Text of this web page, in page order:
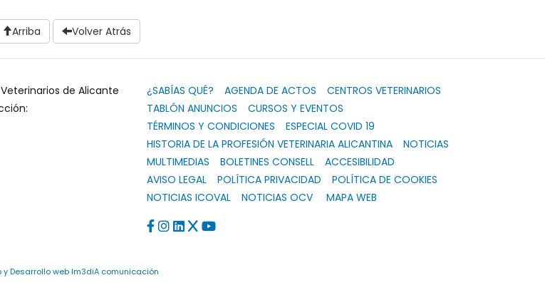
Arriba Volver Atrás
de Alicante
¿SABÍAS QUÉ? AGENDA DE ACTOS
CENTROS VETERINARIOS
TABLÓN ANUNCIOS
CURSOS Y EVENTOS
TÉRMINOS Y CONDICIONES
ESPECIAL COVID 19
HISTORIA DE LA PROFESIÓN VETERINARIA ALICANTINA
NOTICIAS
MULTIMEDIAS
BOLETINES CONSELL
ACCESIBILIDAD
AVISO LEGAL
POLÍTICA PRIVACIDAD
POLÍTICA DE COOKIES
NOTICIAS ICOVAL
NOTICIAS OCV MAPA WEB
y Desarrollo web Im3diA comunicación